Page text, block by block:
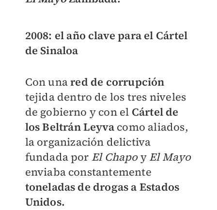
2008: el año clave para el Cártel
de Sinaloa
Con unared de corrupción
tejida dentro de los tres niveles
de gobierno y con el Cártel de
los Beltrán Leyva como aliados,
la organización delictiva
fundada por El Chapoy El Mayo
enviaba constantemente
toneladas de drogas a Estados
Unidos.